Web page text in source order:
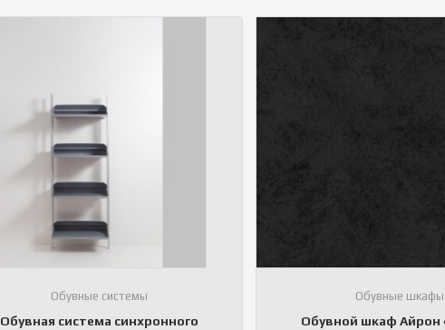
Обувные системы
Обувная система синхронного
Обувные шкафы
Обувной шкаф Айрон